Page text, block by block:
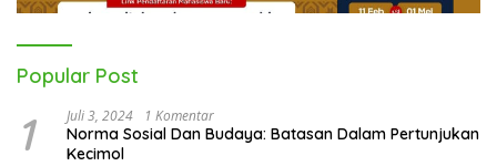
Popular Post
1 Juli 3, 2024 1 Komentar
Norma Sosial Dan Budaya: Batasan Dalam Pertunjukan
Kecimol